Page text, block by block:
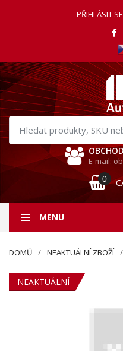
PŘIHLÁSIT
Hledat
produkty
E-mail:
0
MENU
DOMŮ NEAKTUÁLNÍ ZBOŽÍ
NEAKTUÁLNÍ